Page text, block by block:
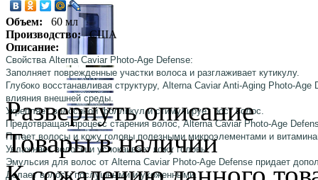
Объем:
60 мл
Производство:
США
Описание:
Свойства Alterna Caviar Photo-Age Defense:
Заполняет поврежденные участки волоса и разглаживает кутикулу.
Глубоко восстанавливая структуру, Alterna Caviar Anti-Aging Photo-
влияния внешней среды.
Укрепляет волосяной фолликул и стимулирует рост волос.
Предотвращая процесс старения волос, Alterna Caviar Photo-Age
Питает волосы и кожу головы полезными микроэлементами и
Увлажняет волосы и успокаивает кожу головы.
Эмульсия для волос от Alterna Caviar Photo-Age Defense придает
Делает волосы послушными и ухоженными.
Развернуть описание
Товары в наличии